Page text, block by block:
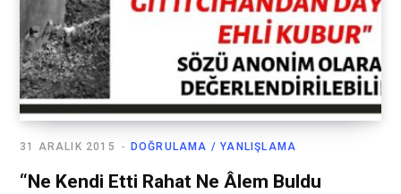
DOĞRULAMA / YANLIŞLAMA
31 ARALIK 2015
“Ne Kendi Etti Rahat Ne Âlem Buldu